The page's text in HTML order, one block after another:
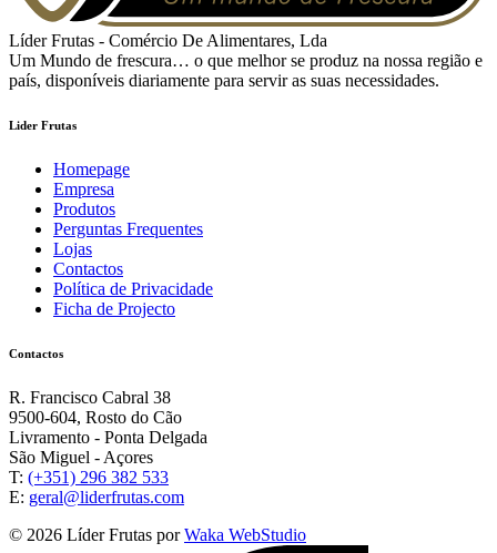
Líder Frutas - Comércio De Alimentares, Lda
Um Mundo de frescura… o que melhor se produz na nossa região e
país, disponíveis diariamente para servir as suas necessidades.
Lider Frutas
Homepage
Empresa
Produtos
Perguntas Frequentes
Lojas
Contactos
Política de Privacidade
Ficha de Projecto
Contactos
R. Francisco Cabral 38
9500-604, Rosto do Cão
Livramento - Ponta Delgada
São Miguel - Açores
T: (+351) 296 382 533
E: geral@liderfrutas.com
© 2026 Líder Frutas porWaka WebStudio